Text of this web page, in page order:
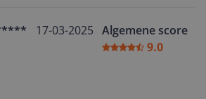
van 5 jaar.
dus wel wat te bescheiden, op de
sticker staat 2 jaar garantie.
17-03-2025 Algemene score
9.0